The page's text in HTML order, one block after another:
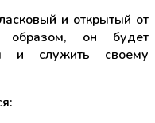
и открытый от
образом, он будет
и служить своему